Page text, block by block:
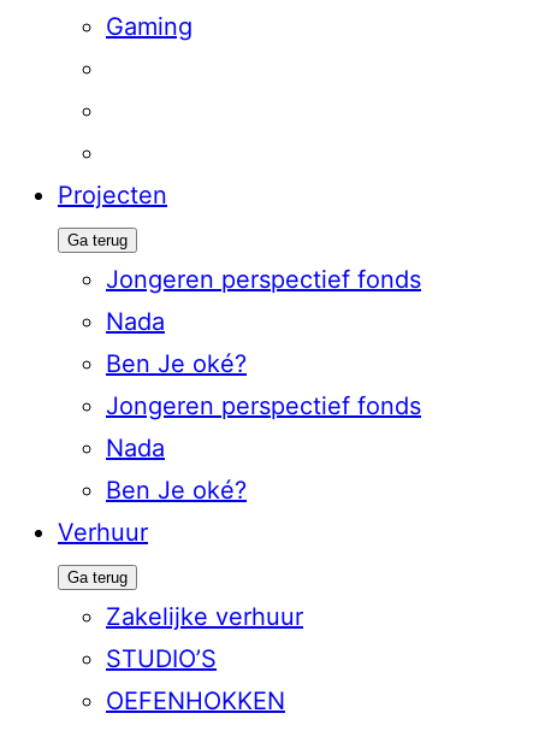
Gaming
Projecten
Ga terug
Jongeren perspectief fonds
Nada
Ben Je oké?
Jongeren perspectief fonds
Nada
Ben Je oké?
Verhuur
Ga terug
Zakelijke verhuur
STUDIO’S
OEFENHOKKEN